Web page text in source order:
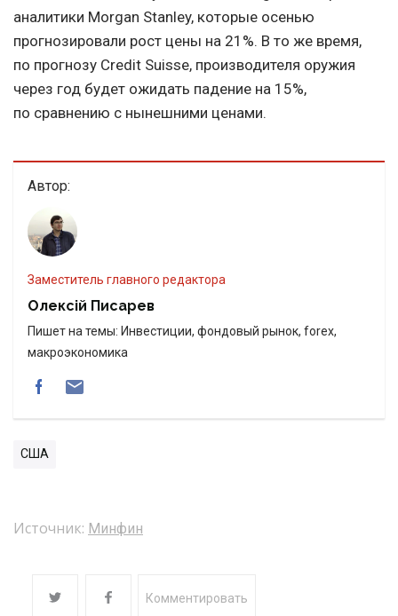
аналитики Morgan Stanley, которые осенью
прогнозировали рост цены на 21%. В то же время,
по прогнозу Credit Suisse, производителя оружия
через год будет ожидать падение на 15%,
по сравнению с нынешними ценами.
Автор:
Заместитель главного редактора
Олексій Писарев
Пишет на темы: Инвестиции, фондовый рынок, forex,
макроэкономика
США
Источник: Минфин
Комментировать